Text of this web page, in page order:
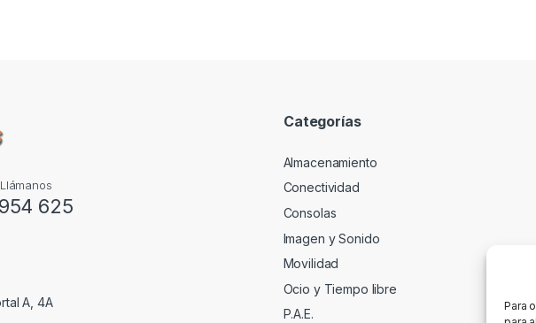
Para
625
A, 4A
Categorías
Almacenamiento
Conectividad
Consolas
Imagen y Sonido
Movilidad
Ocio y Tiempo libre
P.A.E.